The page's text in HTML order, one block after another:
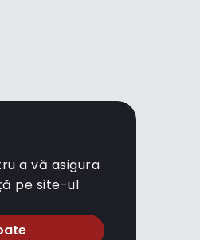
a vă asigura
pe site-ul